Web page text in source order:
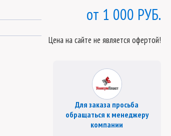
1 000 РУБ.
Цена на сайте не является офертой!
Для заказа просьба
обращаться к менеджеру
компании